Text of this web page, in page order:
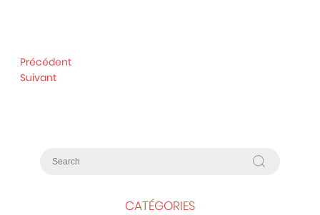
Précédent
Suivant
CATÉGORIES